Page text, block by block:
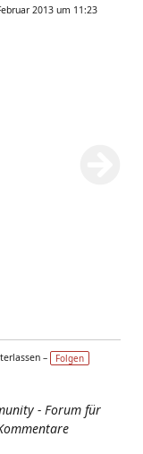
2013 um 11:23
– Folgen
- Forum für